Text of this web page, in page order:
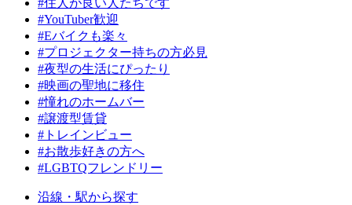
#YouTuber歓迎
#Eバイクも楽々
#プロジェクター持ちの方必見
#夜型の生活にぴったり
#映画の聖地に移住
#憧れのホームバー
#譲渡型賃貸
#トレインビュー
#お散歩好きの方へ
#LGBTQフレンドリー
沿線・駅から探す